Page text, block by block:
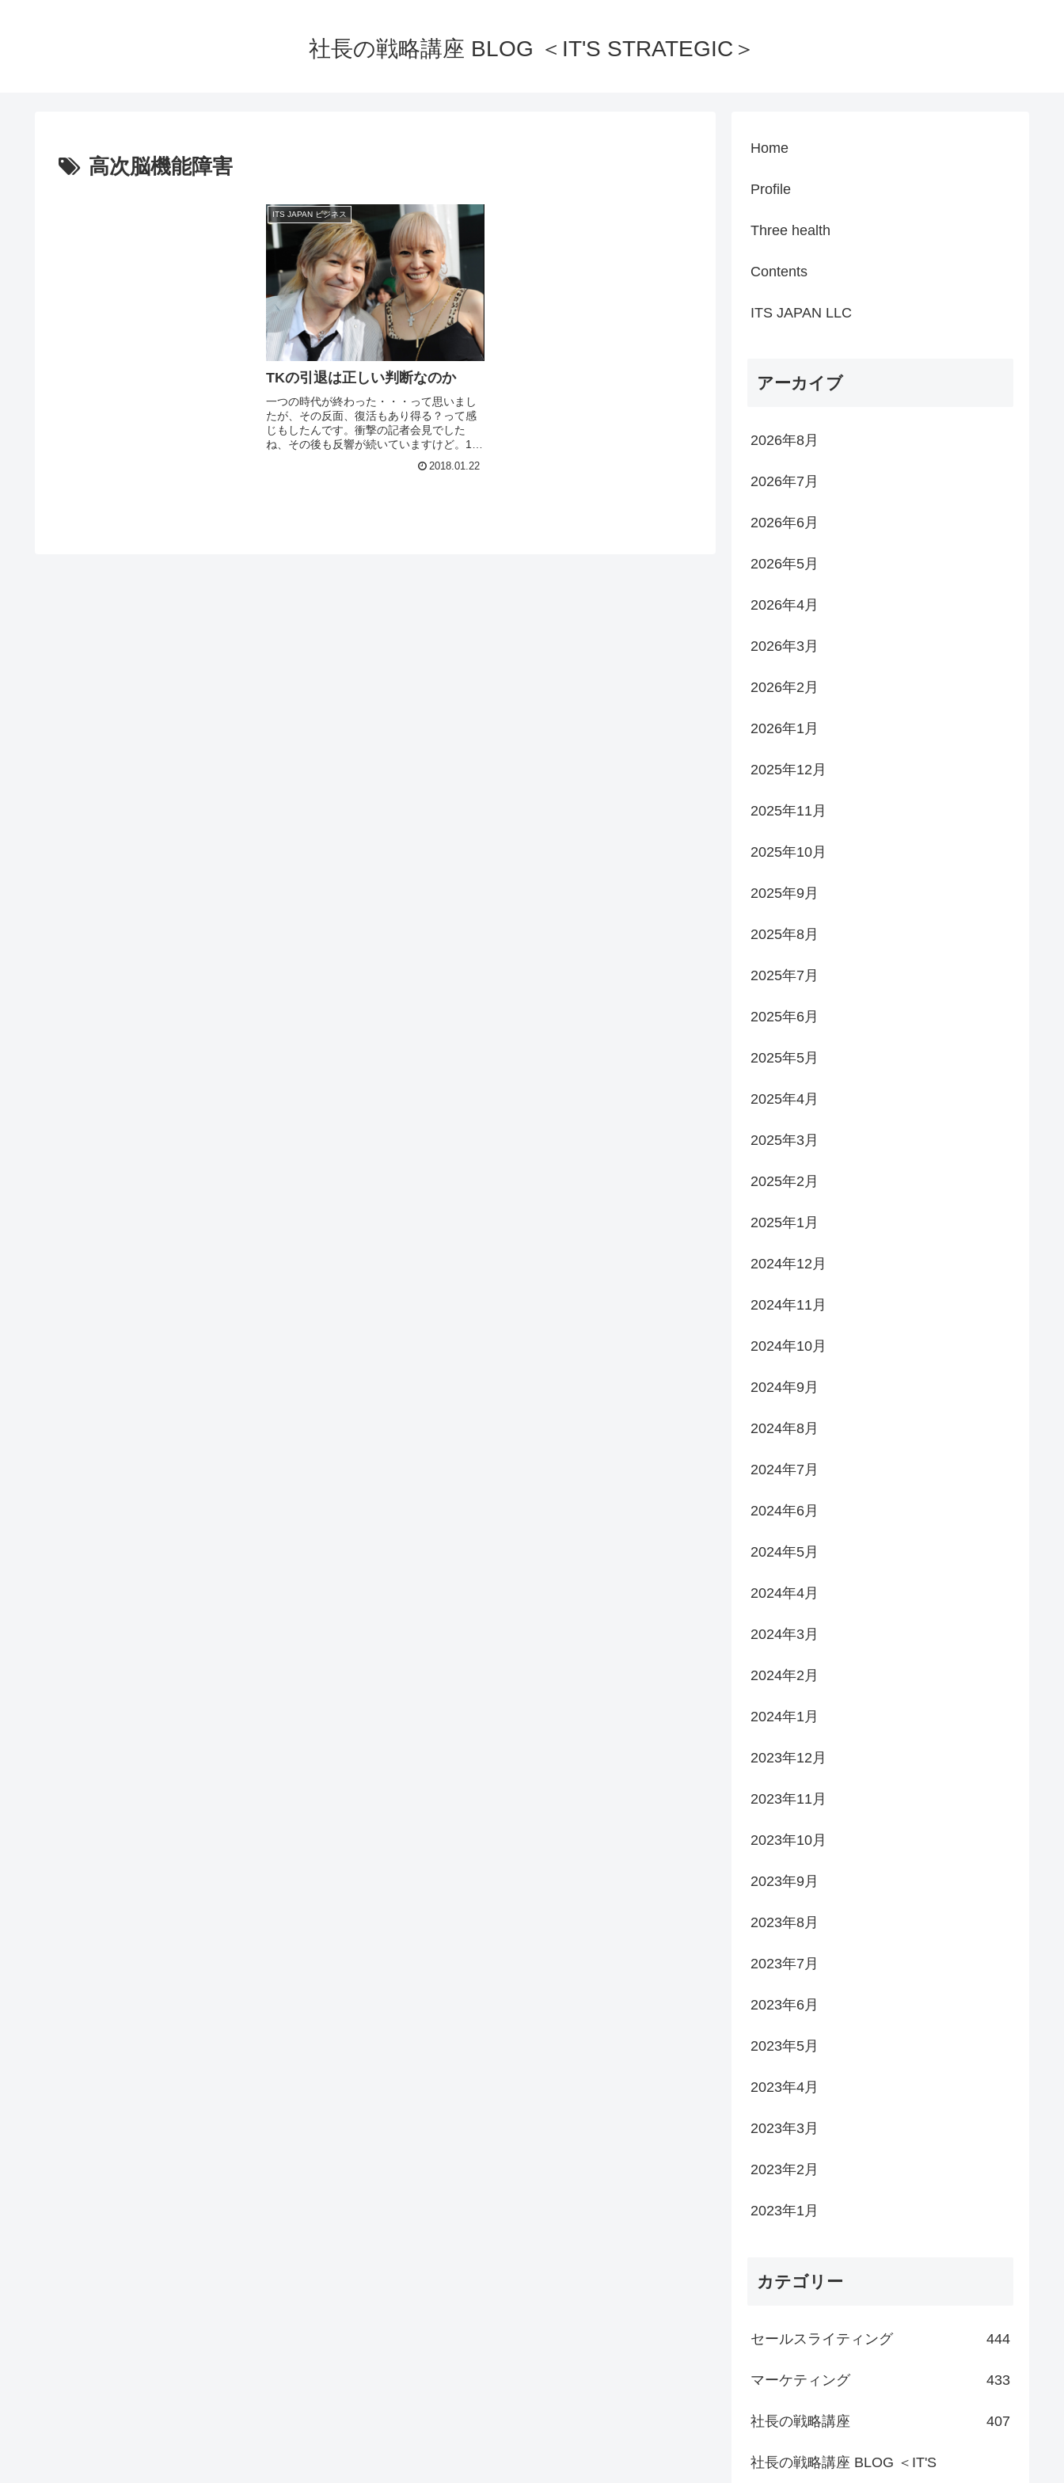
社長の戦略講座 BLOG ＜IT'S STRATEGIC＞
高次脳機能障害
ITS JAPAN ビジネス
TKの引退は正しい判断なのか
一つの時代が終わった・・・って思いまし
たが、その反面、復活もあり得る？って感
じもしたんです。衝撃の記者会見でした
ね、その後も反響が続いていますけど。19
の報道を受け、世間では賛否両論あるよう
2018.01.22
Home
Profile
Three health
Contents
ITS JAPAN LLC
アーカイブ
2026年8月
2026年7月
2026年6月
2026年5月
2026年4月
2026年3月
2026年2月
2026年1月
2025年12月
2025年11月
2025年10月
2025年9月
2025年8月
2025年7月
2025年6月
2025年5月
2025年4月
2025年3月
2025年2月
2025年1月
2024年12月
2024年11月
2024年10月
2024年9月
2024年8月
2024年7月
2024年6月
2024年5月
2024年4月
2024年3月
2024年2月
2024年1月
2023年12月
2023年11月
2023年10月
2023年9月
2023年8月
2023年7月
2023年6月
2023年5月
2023年4月
2023年3月
2023年2月
2023年1月
カテゴリー
セールスライティング 444
マーケティング 433
社長の戦略講座 407
社長の戦略講座 BLOG ＜IT'S